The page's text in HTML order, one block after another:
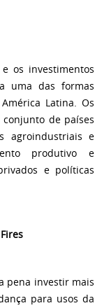
os investimentos
uma das formas
Latina. Os
de países
agroindustriais e
produtivo e
e políticas
pena investir mais
para usos da